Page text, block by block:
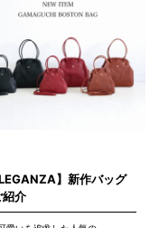
】新作バッグ
紹介